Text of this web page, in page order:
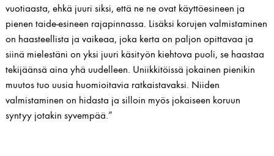
vuotiaasta, ehkä juuri siksi, että ne ne ovat käyttöesineen ja
pienen taide-esineen rajapinnassa. Lisäksi korujen valmistaminen
on haasteellista ja vaikeaa, joka kerta on paljon opittavaa ja
siinä mielestäni on yksi juuri käsityön kiehtova puoli, se haastaa
tekijäänsä aina yhä uudelleen. Uniikkitöissä jokainen pienikin
muutos tuo uusia huomioitavia ratkaistavaksi. Niiden
valmistaminen on hidasta ja silloin myös jokaiseen koruun
syntyy jotakin syvempää.”